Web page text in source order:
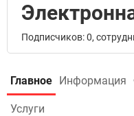
Подписчиков: 0,
Главное Информация
Услуги